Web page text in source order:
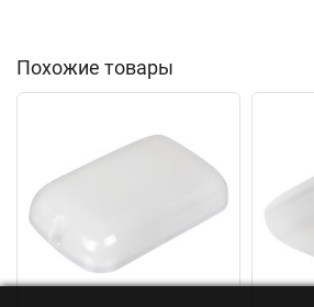
Похожие товары